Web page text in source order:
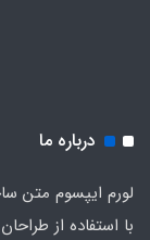
درباره ما
لورم ایپسوم متن
با استفاده از